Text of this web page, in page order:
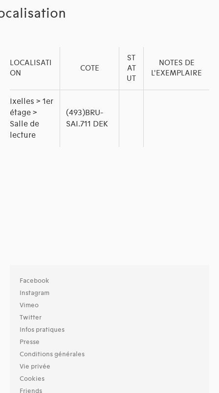
LOCALISATI
ON
COTE
ST
AT
UT
NOTES DE
L'EXEMPLAIRE
Ixelles > 1er
étage >
Salle de
lecture
(493)BRU-
SAI.711 DEK
Facebook
Instagram
Vimeo
Twitter
Infos pratiques
Presse
Conditions générales
Vie privée
Cookies
Friends